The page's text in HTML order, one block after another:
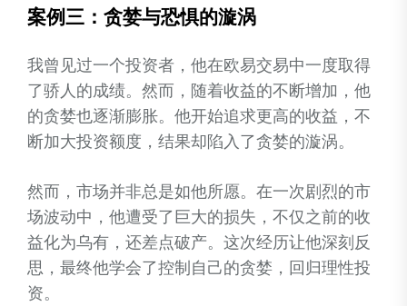
案例三：贪婪与恐惧的漩涡
我曾见过一个投资者，他在欧易交易中一度取得
了骄人的成绩。然而，随着收益的不断增加，他
的贪婪也逐渐膨胀。他开始追求更高的收益，不
断加大投资额度，结果却陷入了贪婪的漩涡。
然而，市场并非总是如他所愿。在一次剧烈的市
场波动中，他遭受了巨大的损失，不仅之前的收
益化为乌有，还差点破产。这次经历让他深刻反
思，最终他学会了控制自己的贪婪，回归理性投
资。